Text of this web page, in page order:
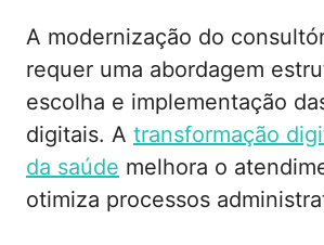
A modernização do
requer uma abordagem
escolha e implementação
digitais. A transformação
da saúde melhora o
otimiza processos